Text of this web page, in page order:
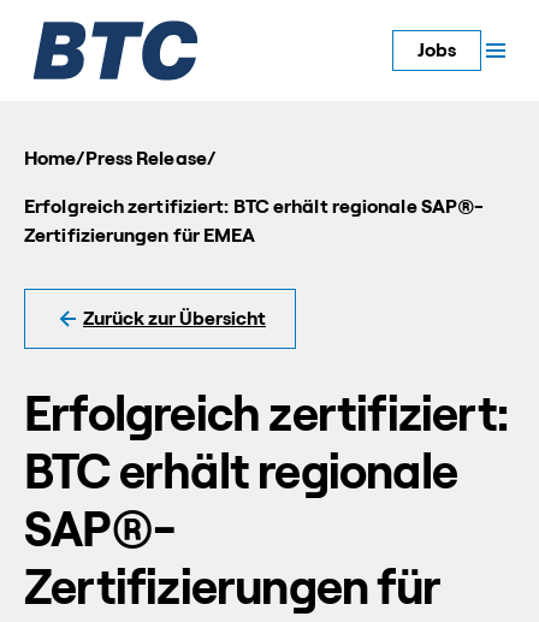
Jobs
Home/ Press Release/
Erfolgreich zertifiziert: BTC erhält regionale SAP®-
Zertifizierungen für EMEA
Zurück zur Übersicht
Erfolgreich zertifiziert:
BTC erhält regionale
SAP®-
Zertifizierungen für